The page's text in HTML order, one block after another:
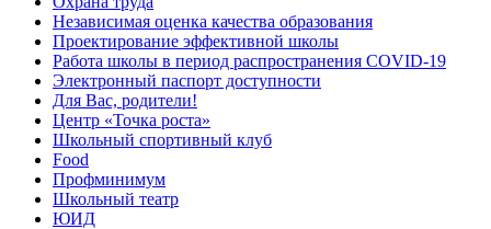
Независимая оценка качества образования
Проектирование эффективной школы
Работа школы в период распространения COVID-19
Электронный паспорт доступности
Для Вас, родители!
Центр «Точка роста»
Школьный спортивный клуб
Food
Профминимум
Школьный театр
ЮИД